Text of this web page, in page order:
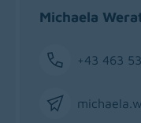
Michaela
+43 463